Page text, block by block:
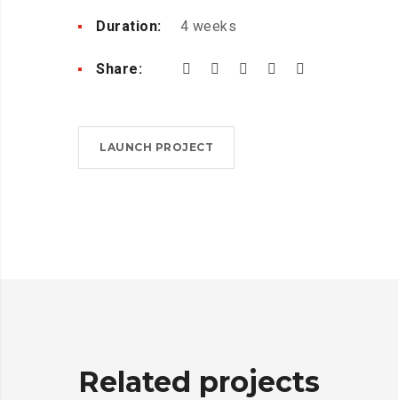
Duration: 4 weeks
Share:
LAUNCH PROJECT
Related projects